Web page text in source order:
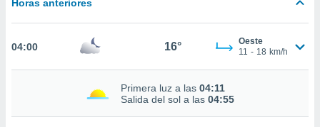
Horas anteriores
04:00 16°
Oeste
11 - 18 km/h
Primera luz a las 04:11
Salida del sol a las 04:55